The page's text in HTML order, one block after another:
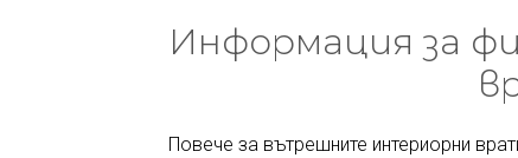
Информация за
Повече за вътрешните интериорни